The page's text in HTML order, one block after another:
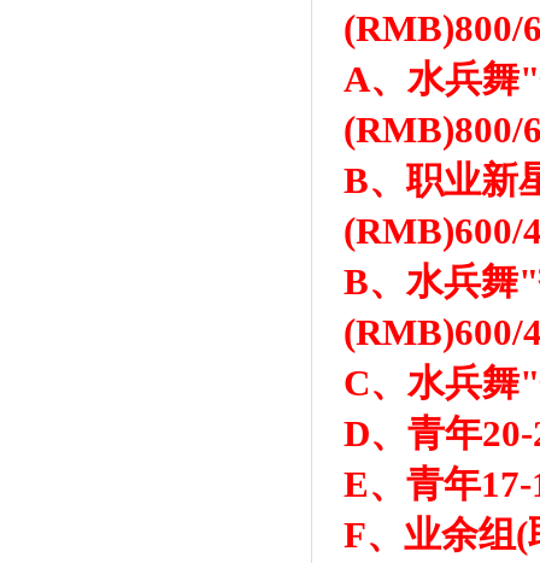
(RMB)800/
A、水兵舞
(RMB)800/
B、职业新
(RMB)600/
B、水兵舞
(RMB)600/
C、水兵舞
D、青年
E、青年
F、业余组(